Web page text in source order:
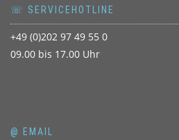
☏ SERVICEHOTLINE
+49 (0)202 97 49 55 0
09.00 bis 17.00 Uhr
@ EMAIL